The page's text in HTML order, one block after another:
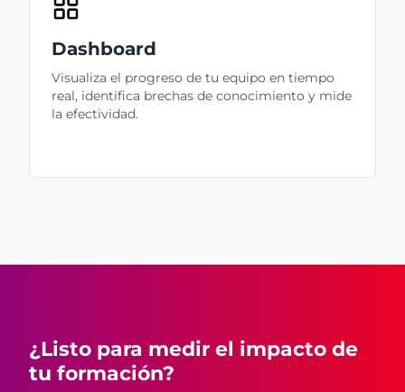
Dashboard
Visualiza el progreso de tu equipo en tiempo
real, identifica brechas de conocimiento y mide
la efectividad.
¿Listo para medir el impacto de
tu formación?